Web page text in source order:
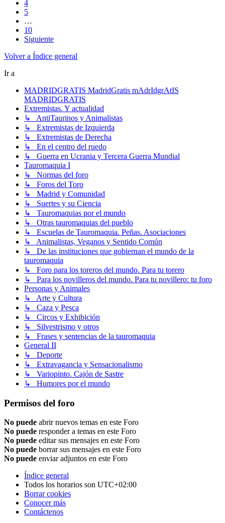
4
5
…
10
Siguiente
Volver a Índice general
Ir a
MADRIDGRATIS MadridGratis mAdrIdgrAtIS
MADRIDGRATIS
Extremistas. Y actualidad
↳ AntiTaurinos y Animalistas
↳ Extremistas de Izquierda
↳ Extremistas de Derecha
↳ En el centro del ruedo
↳ Guerra en Ucrania y Tercera Guerra Mundial
Tauromaquia I
↳ Normas del foro
↳ Foros del Toro
↳ Madrid y Comunidad
↳ Suertes y su Ciencia
↳ Tauromaquias por el mundo
↳ Otras tauromaquias del pueblo
↳ Escuelas de Tauromaquia. Peñas. Asociaciones
↳ Animalistas, Veganos y Sentido Común
↳ De las instituciones que gobiernan el mundo de la
tauromaquia
↳ Foro para los toreros del mundo. Para tu torero
↳ Para los novilleros del mundo. Para tu novillero: tu foro
Personas y Animales
↳ Arte y Cultura
↳ Caza y Pesca
↳ Circos y Exhibición
↳ Silvestrismo y otros
↳ Frases y sentencias de la tauromaquia
General II
↳ Deporte
↳ Extravagancia y Sensacionalismo
↳ Variopinto. Cajón de Sastre
↳ Humores por el mundo
Permisos del foro
No puede abrir nuevos temas en este Foro
No puede responder a temas en este Foro
No puede editar sus mensajes en este Foro
No puede borrar sus mensajes en este Foro
No puede enviar adjuntos en este Foro
Índice general
Todos los horarios son UTC+02:00
Borrar cookies
Conocer más
Contáctenos